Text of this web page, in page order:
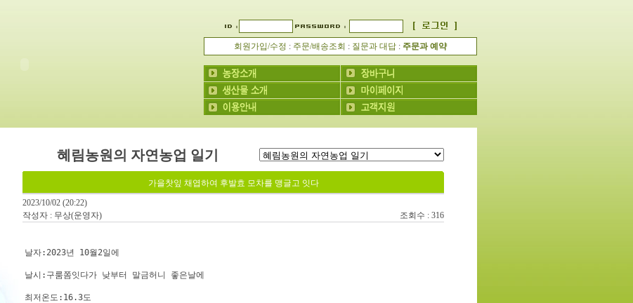
회원가입/수정 : 주문/배송조회 : 질문과 대답 : 주문과 예약
혜림농원의 자연농업 일기
가을찻잎 채엽하여 후발효 모차를 맹글고 잇다
2023/10/02 (20:22)
작성자 : 무상(운영자)
조회수 : 316
날자:2023년 10월2일에
날시:구룸쫌잇다가 낮부터 말금허니 좋은날에
최저온도:16.3도